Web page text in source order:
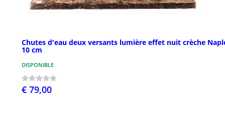
Chutes d'eau deux versants lumière effet nuit crèche
10 cm
DISPONIBLE
€ 79,00